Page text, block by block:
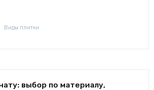
Виды плитки
выбор по материалу,